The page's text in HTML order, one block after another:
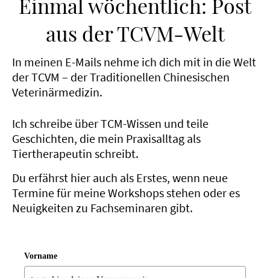
aus der TCVM-Welt
In meinen E-Mails nehme ich dich mit in die Welt
der TCVM – der Traditionellen Chinesischen
Veterinärmedizin.
Ich schreibe über TCM-Wissen und teile
Geschichten, die mein Praxisalltag als
Tiertherapeutin schreibt.
Du erfährst hier auch als Erstes, wenn neue
Termine für meine Workshops stehen oder es
Neuigkeiten zu Fachseminaren gibt.
Vorname